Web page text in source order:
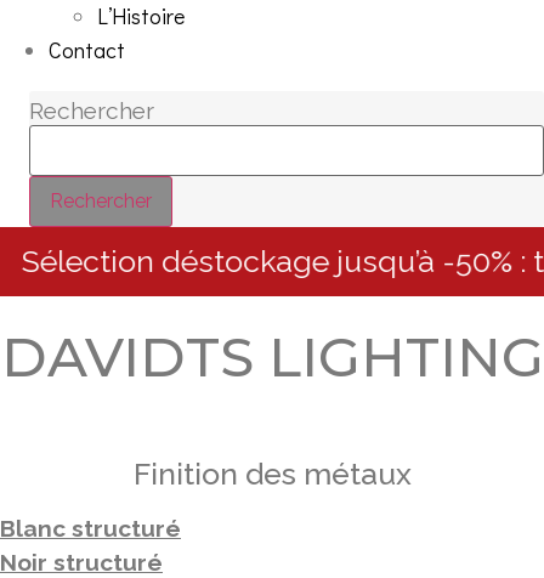
L’Histoire
Contact
Rechercher
Rechercher
Sélection déstockage jusqu’à -50%
DAVIDTS LIGHTING
Finition des métaux
Blanc structuré
Noir structuré